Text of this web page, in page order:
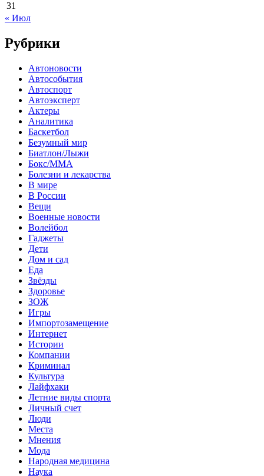
31
« Июл
Рубрики
Автоновости
Автособытия
Автоспорт
Автоэксперт
Актеры
Аналитика
Баскетбол
Безумный мир
Биатлон/Лыжи
Бокс/MMA
Болезни и лекарства
В мире
В России
Вещи
Военные новости
Волейбол
Гаджеты
Дети
Дом и сад
Еда
Звёзды
Здоровье
ЗОЖ
Игры
Импортозамещение
Интернет
Истории
Компании
Криминал
Культура
Лайфхаки
Летние виды спорта
Личный счет
Люди
Места
Мнения
Мода
Народная медицина
Наука